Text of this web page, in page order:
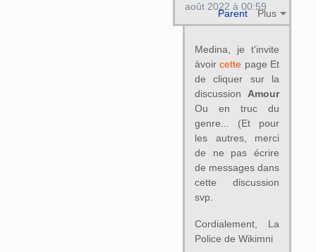
Parent Plus
août 2022 à 00:59
Medina, je t'invite
àvoircette page Et
de cliquer sur la
discussion Amour
Ou en truc du
genre... (Et pour
les autres, merci
de ne pas écrire
de messages dans
cette discussion
svp.
Cordialement, La
Police de Wikimni